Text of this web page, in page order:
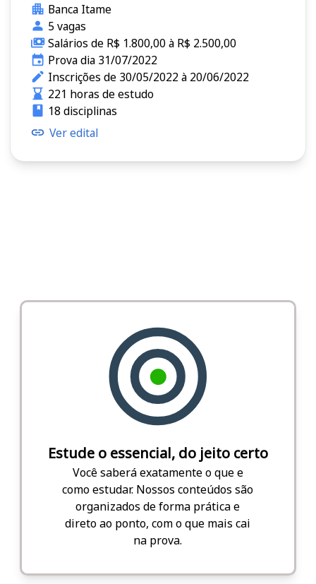
Banca Itame
5 vagas
Salários de R$ 1.800,00 à R$ 2.500,00
Prova dia 31/07/2022
Inscrições de 30/05/2022 à 20/06/2022
221 horas de estudo
18 disciplinas
Ver edital
Estude o essencial, do jeito certo
Você saberá exatamente o que e
como estudar. Nossos conteúdos são
organizados de forma prática e
direto ao ponto, com o que mais cai
na prova.